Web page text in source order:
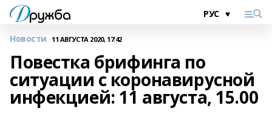
Новости 11 АВГУСТА 2020, 17:42
Повестка брифинга по
ситуации с коронавирусной
инфекцией: 11 августа, 15.00